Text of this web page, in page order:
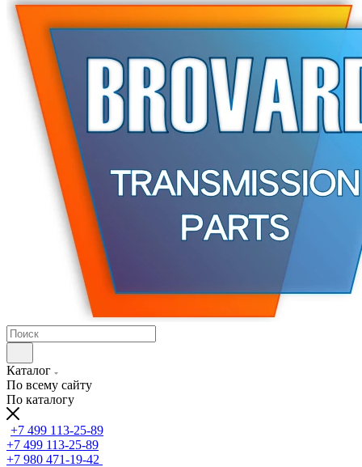
Каталог
По всему сайту
По каталогу
+7 499 113-25-89
+7 499 113-25-89
+7 980 471-19-42